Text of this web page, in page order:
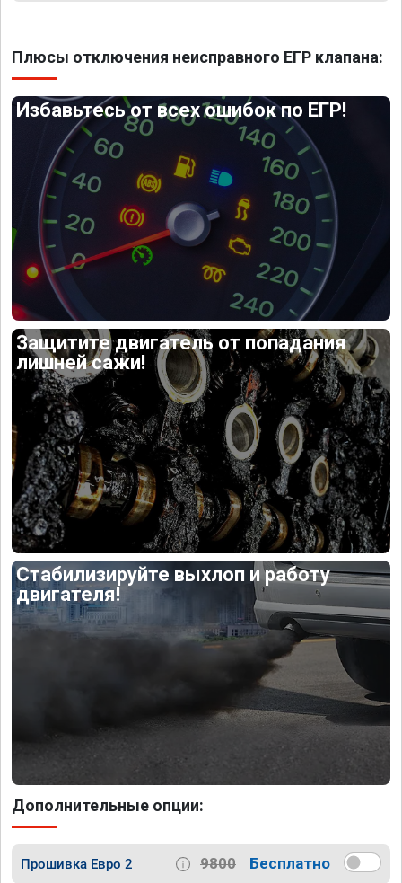
Плюсы отключения неисправного ЕГР клапана:
Избавьтесь от всех ошибок по ЕГР!
Защитите двигатель от попадания
лишней сажи!
Стабилизируйте выхлоп и работу
двигателя!
Дополнительные опции:
Прошивка Евро 2 9800 Бесплатно